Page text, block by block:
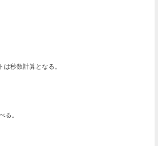
秒数計算となる。
。